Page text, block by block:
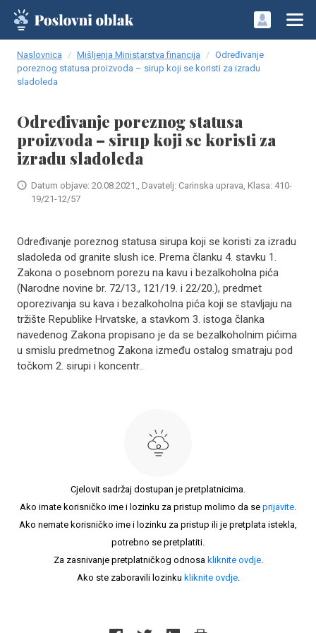
Naslovnica Mišljenja Ministarstva financija
Određivanje
poreznog statusa proizvoda – sirup koji se koristi za izradu
sladoleda
Određivanje poreznog statusa
proizvoda – sirup koji se koristi za
izradu sladoleda
Datum objave: 20.08.2021., Davatelj: Carinska uprava, Klasa: 410-
19/21-12/57
Određivanje poreznog statusa sirupa koji se koristi za izradu
sladoleda od granite slush ice. Prema članku 4. stavku 1.
Zakona o posebnom porezu na kavu i bezalkoholna pića
(Narodne novine br. 72/13., 121/19. i 22/20.), predmet
oporezivanja su kava i bezalkoholna pića koji se stavljaju na
tržište Republike Hrvatske, a stavkom 3. istoga članka
navedenog Zakona propisano je da se bezalkoholnim pićima
u smislu predmetnog Zakona između ostalog smatraju pod
točkom 2. sirupi i koncentr..
Cjelovit sadržaj dostupan je pretplatnicima.
Ako imate korisničko ime i lozinku za pristup molimo da se prijavite.
Ako nemate korisničko ime i lozinku za pristup ili je pretplata istekla,
potrebno se pretplatiti.
Za zasnivanje pretplatničkog odnosa kliknite ovdje.
Ako ste zaboravili lozinku kliknite ovdje.